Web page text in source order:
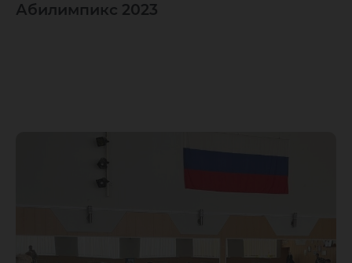
Абилимпикс 2023